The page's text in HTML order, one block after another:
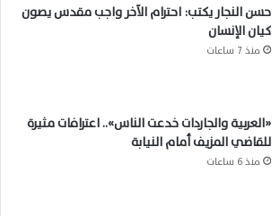
حسن النجار يكتب: احترام الآخر واجب مقدس يصون
كيان الإنسان
منذ 7 ساعات
«العربية والجاردات خدعت الناس».. اعترافات مثيرة
للقاضي المزيف أمام النيابة
منذ 6 ساعات